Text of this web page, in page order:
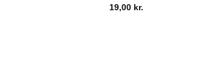
19,00 kr.